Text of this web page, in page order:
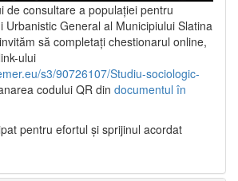
de consultare a populaţiei pentru
Urbanistic General al Municipiului Slatina
să completați chestionarul online,
ului
s3/90726107/Studiu-sociologic-
codului QR din documentul în
pentru efortul şi sprijinul acordat